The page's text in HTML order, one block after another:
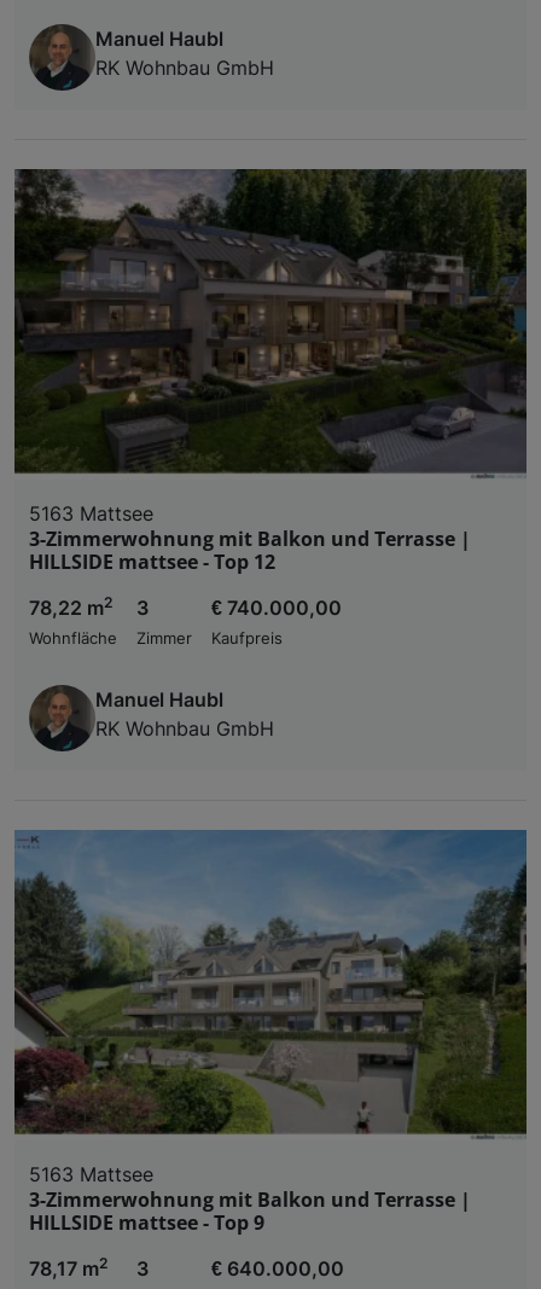
Manuel Haubl
RK Wohnbau GmbH
5163 Mattsee
3-Zimmerwohnung mit Balkon und Terrasse |
HILLSIDE mattsee - Top 12
78,22 m2
Wohnfläche
3
Zimmer
€ 740.000,00
Kaufpreis
Manuel Haubl
RK Wohnbau GmbH
5163 Mattsee
3-Zimmerwohnung mit Balkon und Terrasse |
HILLSIDE mattsee - Top 9
78,17 m2
3 € 640.000,00